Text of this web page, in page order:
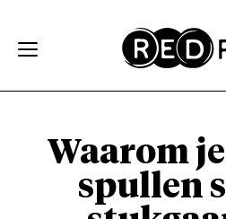
Waarom
spullen